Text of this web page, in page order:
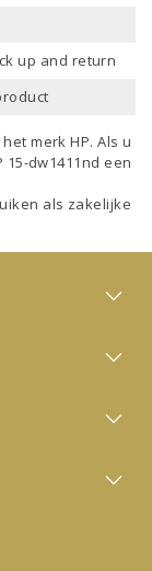
up and return
het merkHP. Als u
15-dw1411nd een
als zakelijke